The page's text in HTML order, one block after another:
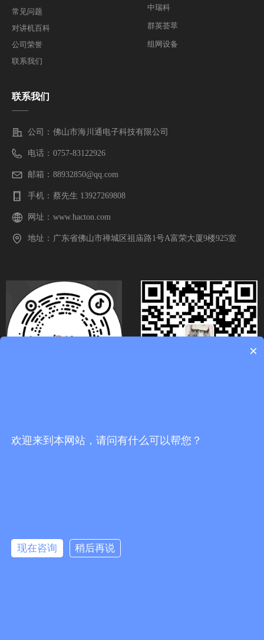
常见问题
对讲机百科
公司荣誉
联系我们
中瑞科
群英荟萃
组网设备
联系我们
——
公司： 佛山市海川通电子科技有限公司
电话： 0757-83122926
邮箱： 88932850@qq.com
手机： 蔡先生 13927269808
网址： www.hacton.com
地址： 广东省佛山市禅城区祖庙路1号A富荣大厦9楼925室
网站地图：防爆数字对讲机_车载台中继台_无线对讲系统代理商-佛山市海川通电
子科技有限公司
×
欢迎来到本网站，请问有什么可以帮您？
现在咨询 稍后再说